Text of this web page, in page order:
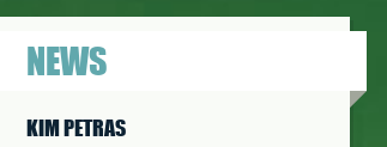
NEWS
KIM PETRAS